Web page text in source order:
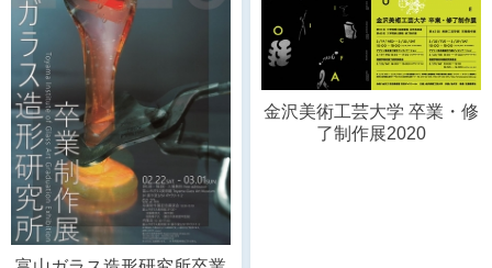
金沢美術工芸大学 卒業・修
了制作展2020